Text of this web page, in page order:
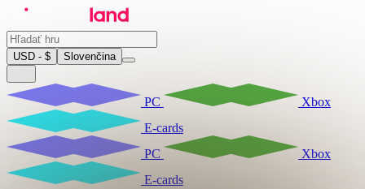
USD - $ Slovenčina
PC
Xbox
E-cards
PC
Xbox
E-cards